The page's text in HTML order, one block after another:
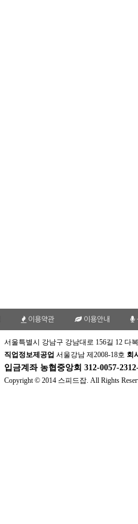
이용약관 이용안내
서울특별시 강남구 강남대로 156길 12 다
직업정보제공업 서울강남 제2008-18호 회
입금계좌 농협중앙회 312-0057-
Copyright © 2014 스피드잡. All Rights